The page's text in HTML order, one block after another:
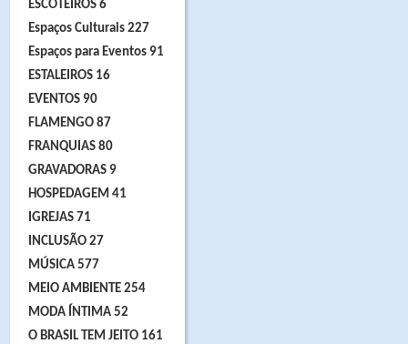
ESCOTEIROS 6
Espaços Culturais 227
Espaços para Eventos 91
ESTALEIROS 16
EVENTOS 90
FLAMENGO 87
FRANQUIAS 80
GRAVADORAS 9
HOSPEDAGEM 41
IGREJAS 71
INCLUSÃO 27
MÚSICA 577
MEIO AMBIENTE 254
MODA ÍNTIMA 52
O BRASIL TEM JEITO 161